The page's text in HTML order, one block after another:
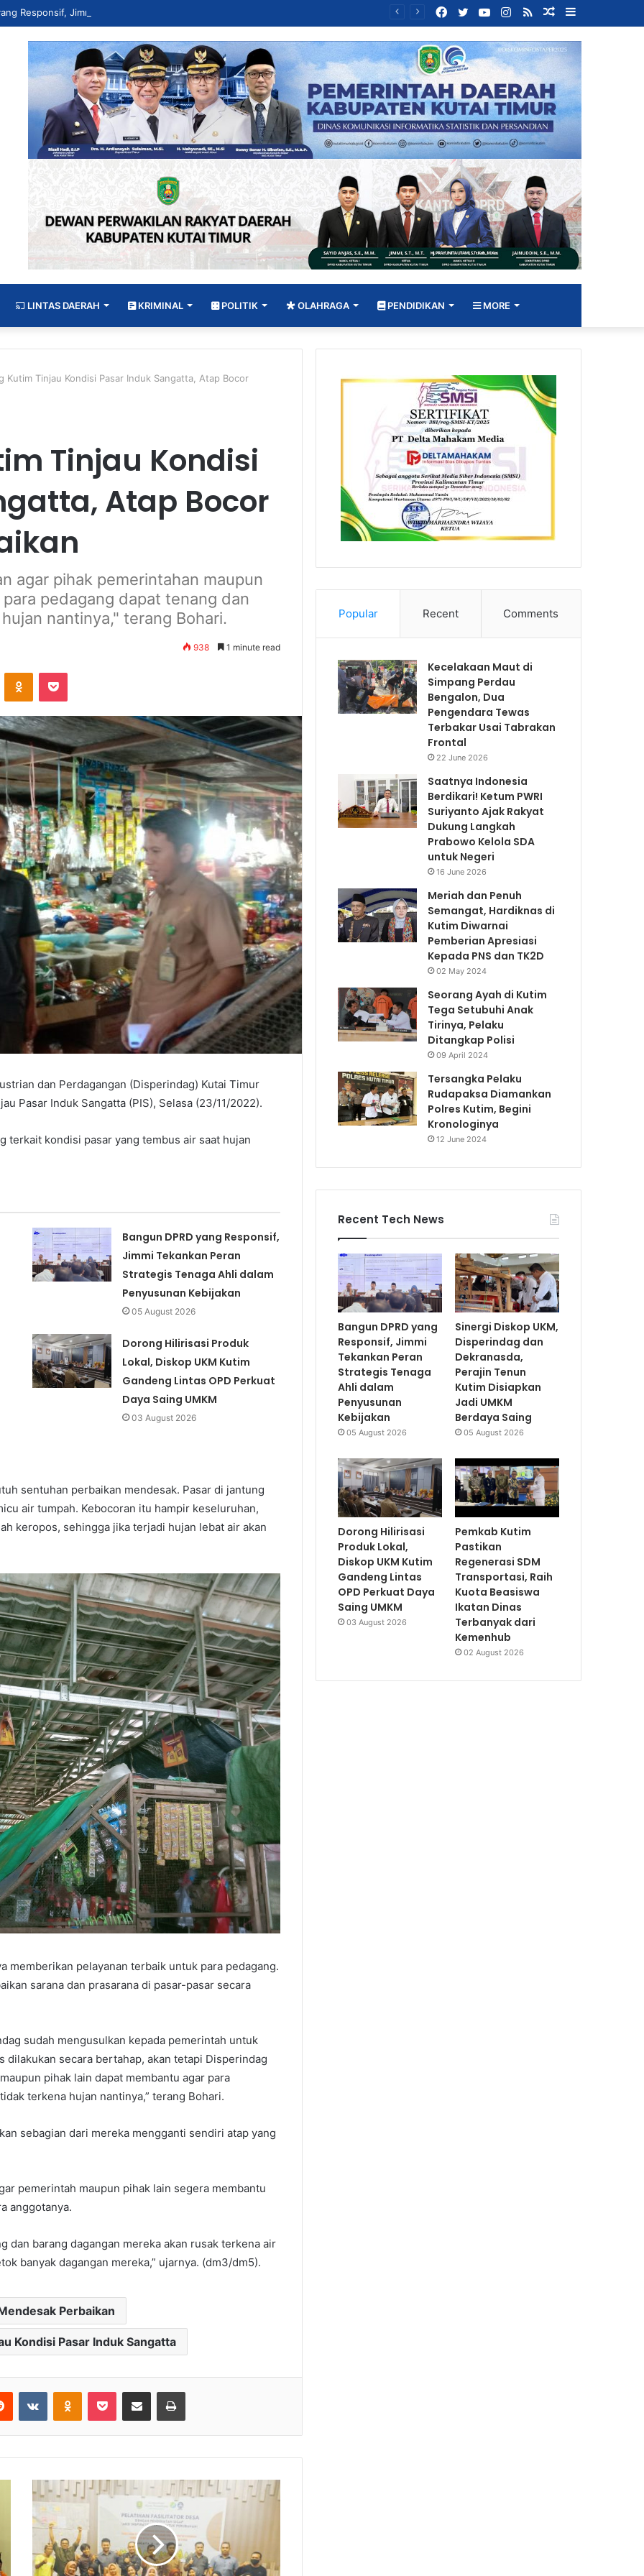
Random
Article
RSS
Instagram
YouTube
Twitter
Facebook
LINTAS DAERAH KRIMINAL POLITIK OLAHRAGA PENDIDIKAN MORE
Kutim Tinjau Kondisi Pasar Induk Sangatta, Atap Bocor
Tinjau Kondisi
Atap Bocor
agar pihak pemerintahan maupun
pedagang dapat tenang dan
nantinya," terang Bohari.
938 1 minute read
dan Perdagangan (Disperindag) Kutai Timur
Pasar Induk Sangatta (PIS), Selasa (23/11/2022).
terkait kondisi pasar yang tembus air saat hujan
Bangun DPRD yang Responsif,
Jimmi Tekankan Peran
Strategis Tenaga Ahli dalam
Penyusunan Kebijakan
05 August 2026
Dorong Hilirisasi Produk
Lokal, Diskop UKM Kutim
Gandeng Lintas OPD Perkuat
Daya Saing UMKM
03 August 2026
sentuhan perbaikan mendesak. Pasar di jantung
air tumpah. Kebocoran itu hampir keseluruhan,
keropos, sehingga jika terjadi hujan lebat air akan
memberikan pelayanan terbaik untuk para pedagang.
sarana dan prasarana di pasar-pasar secara
sudah mengusulkan kepada pemerintah untuk
dilakukan secara bertahap, akan tetapi Disperindag
pihak lain dapat membantu agar para
terkena hujan nantinya,” terang Bohari.
sebagian dari mereka mengganti sendiri atap yang
pemerintah maupun pihak lain segera membantu
anggotanya.
dan barang dagangan mereka akan rusak terkena air
banyak dagangan mereka,” ujarnya. (dm3/dm5).
Perbaikan
Kondisi Pasar Induk Sangatta
Popular Recent Comments
Kecelakaan Maut di
Simpang Perdau
Bengalon, Dua
Pengendara Tewas
Terbakar Usai Tabrakan
Frontal
22 June 2026
Saatnya Indonesia
Berdikari! Ketum PWRI
Suriyanto Ajak Rakyat
Dukung Langkah
Prabowo Kelola SDA
untuk Negeri
16 June 2026
Meriah dan Penuh
Semangat, Hardiknas di
Kutim Diwarnai
Pemberian Apresiasi
Kepada PNS dan TK2D
02 May 2024
Seorang Ayah di Kutim
Tega Setubuhi Anak
Tirinya, Pelaku
Ditangkap Polisi
09 April 2024
Tersangka Pelaku
Rudapaksa Diamankan
Polres Kutim, Begini
Kronologinya
12 June 2024
Recent Tech News
Bangun DPRD yang
Responsif, Jimmi
Tekankan Peran
Strategis Tenaga
Ahli dalam
Penyusunan
Kebijakan
05 August 2026
Sinergi Diskop UKM,
Disperindag dan
Dekranasda,
Perajin Tenun
Kutim Disiapkan
Jadi UMKM
Berdaya Saing
05 August 2026
Dorong Hilirisasi
Produk Lokal,
Diskop UKM Kutim
Gandeng Lintas
OPD Perkuat Daya
Saing UMKM
03 August 2026
Pemkab Kutim
Pastikan
Regenerasi SDM
Transportasi, Raih
Kuota Beasiswa
Ikatan Dinas
Terbanyak dari
Kemenhub
02 August 2026